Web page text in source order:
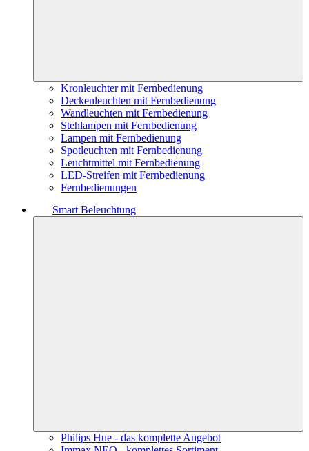
Kronleuchter mit Fernbedienung
Deckenleuchten mit Fernbedienung
Wandleuchten mit Fernbedienung
Stehlampen mit Fernbedienung
Lampen mit Fernbedienung
Spotleuchten mit Fernbedienung
Leuchtmittel mit Fernbedienung
LED-Streifen mit Fernbedienung
Fernbedienungen
Smart Beleuchtung
Philips Hue - das komplette Angebot